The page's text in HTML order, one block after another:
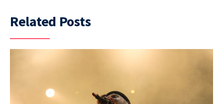
Related Posts